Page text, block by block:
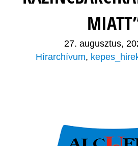
27. augusztus,
Hírarchívum,